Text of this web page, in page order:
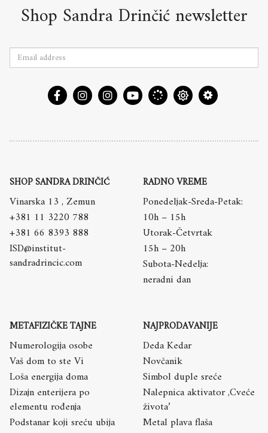
Shop Sandra Drinčić newsletter
SHOP SANDRA DRINČIĆ
Vinarska 13 , Zemun
+381 11 3220 788
+381 66 8393 888
ISD@institut-
sandradrincic.com
RADNO VREME
Ponedeljak-Sreda-Petak:
10h – 15h
Utorak-Četvrtak
15h – 20h
Subota-Nedelja:
neradni dan
METAFIZIČKE TAJNE
Numerologija osobe
Vaš dom to ste Vi
Loša energija doma
Dizajn enterijera po
elementu rođenja
Podstanar koji sreću ubija
NAJPRODAVANIJE
Deda Kedar
Novčanik
Simbol duple sreće
Nalepnica aktivator ,Cveće
života’
Metal plava flaša